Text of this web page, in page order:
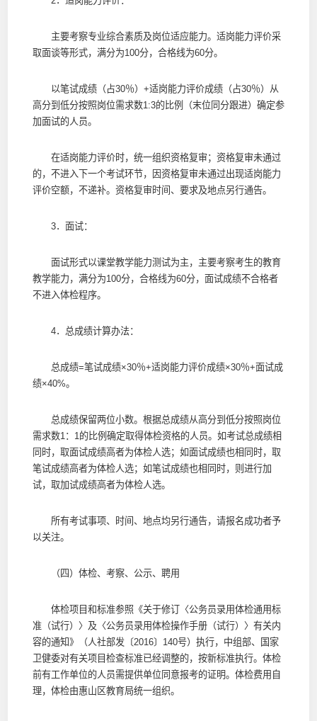
主要考察专业综合素质及岗位适应能力。适岗能力评价采
取面谈等形式，满分为100分，合格线为60分。
以笔试成绩（占30％）+适岗能力评价成绩（占30％）从
高分到低分按照岗位需求数1:3的比例（末位同分跟进）确定参
加面试的人员。
在适岗能力评价时，统一组织资格复审；资格复审未通过
的，不进入下一个考试环节，因资格复审未通过出现适岗能力
评价空额，不递补。资格复审时间、要求及地点另行通告。
3．面试：
面试形式以课堂教学能力测试为主，主要考察考生的教育
教学能力，满分为100分，合格线为60分，面试成绩不合格者
不进入体检程序。
4．总成绩计算办法：
总成绩=笔试成绩×30％+适岗能力评价成绩×30％+面试成
绩×40%。
总成绩保留两位小数。根据总成绩从高分到低分按照岗位
需求数1：1的比例确定取得体检资格的人员。如考试总成绩相
同时，取面试成绩高者为体检人选；如面试成绩也相同时，取
笔试成绩高者为体检人选；如笔试成绩也相同时，则进行加
试，取加试成绩高者为体检人选。
所有考试事项、时间、地点均另行通告，请报名成功者予
以关注。
（四）体检、考察、公示、聘用
体检项目和标准参照《关于修订〈公务员录用体检通用标
准（试行）〉及〈公务员录用体检操作手册（试行）〉有关内
容的通知》（人社部发〔2016〕140号）执行，中组部、国家
卫健委对有关项目检查标准已经调整的，按新标准执行。体检
前有工作单位的人员需提供单位同意报考的证明。体检费用自
理，体检由惠山区教育局统一组织。